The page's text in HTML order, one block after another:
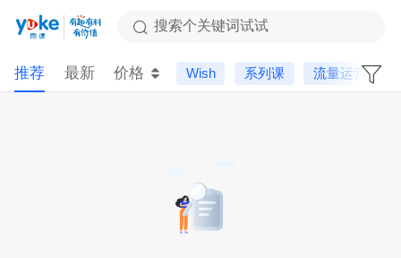
搜索个关键词试试
推荐 最新 价格 Wish 系列课 流量运营